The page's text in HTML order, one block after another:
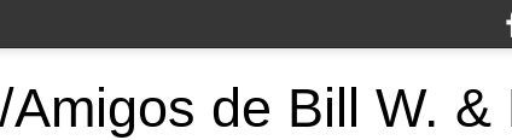
de Bill W.